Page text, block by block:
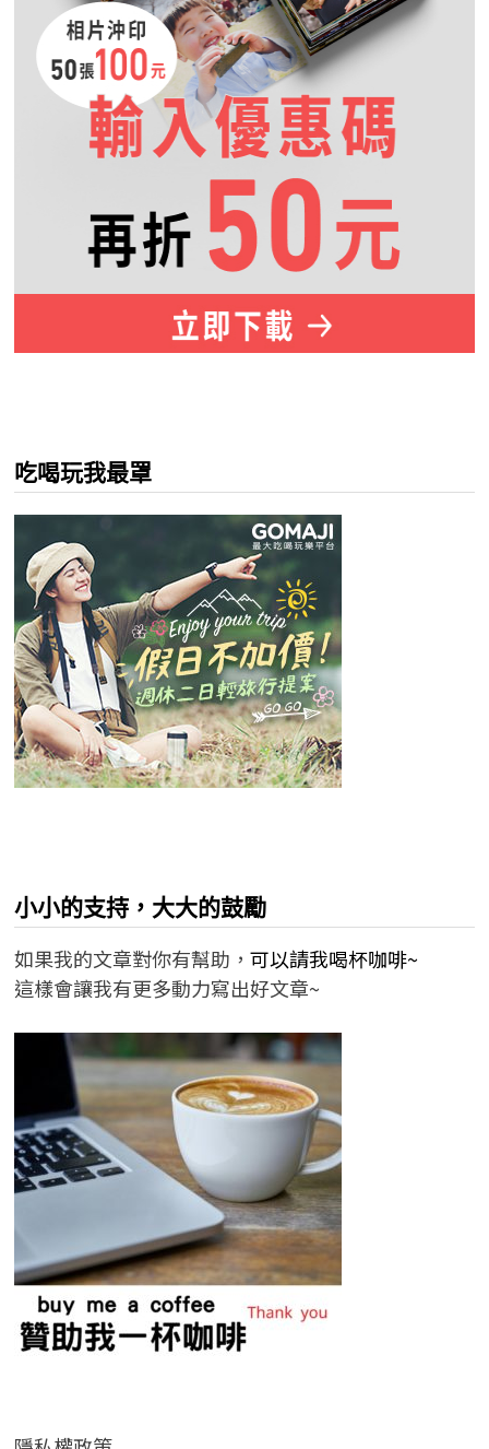
吃喝玩我最罩
小小的支持，大大的鼓勵
如果我的文章對你有幫助， 可以請我喝杯咖啡~
這樣會讓我有更多動力寫出好文章~